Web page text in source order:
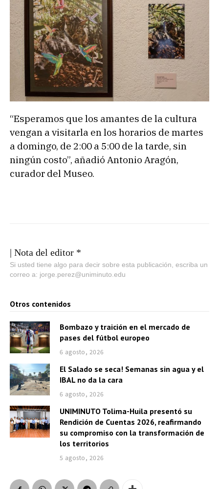
“Esperamos que los amantes de la cultura
vengan a visitarla en los horarios de martes
a domingo, de 2:00 a 5:00 de la tarde, sin
ningún costo”, añadió Antonio Aragón,
curador del Museo.
| Nota del editor *
Si usted tiene algo para decir sobre esta publicación, escriba un
correo a: jorge.perez@uniminuto.edu
Otros contenidos
Bombazo y traición en el mercado de
pases del fútbol europeo
6 agosto, 2026
El Salado se seca! Semanas sin agua y el
IBAL no da la cara
6 agosto, 2026
UNIMINUTO Tolima-Huila presentó su
Rendición de Cuentas 2026, reafirmando
su compromiso con la transformación de
los territorios
5 agosto, 2026